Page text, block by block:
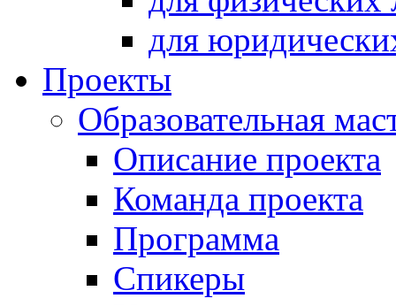
для
Проекты
Образовательная
Описание проекта
Команда проекта
Программа
Спикеры